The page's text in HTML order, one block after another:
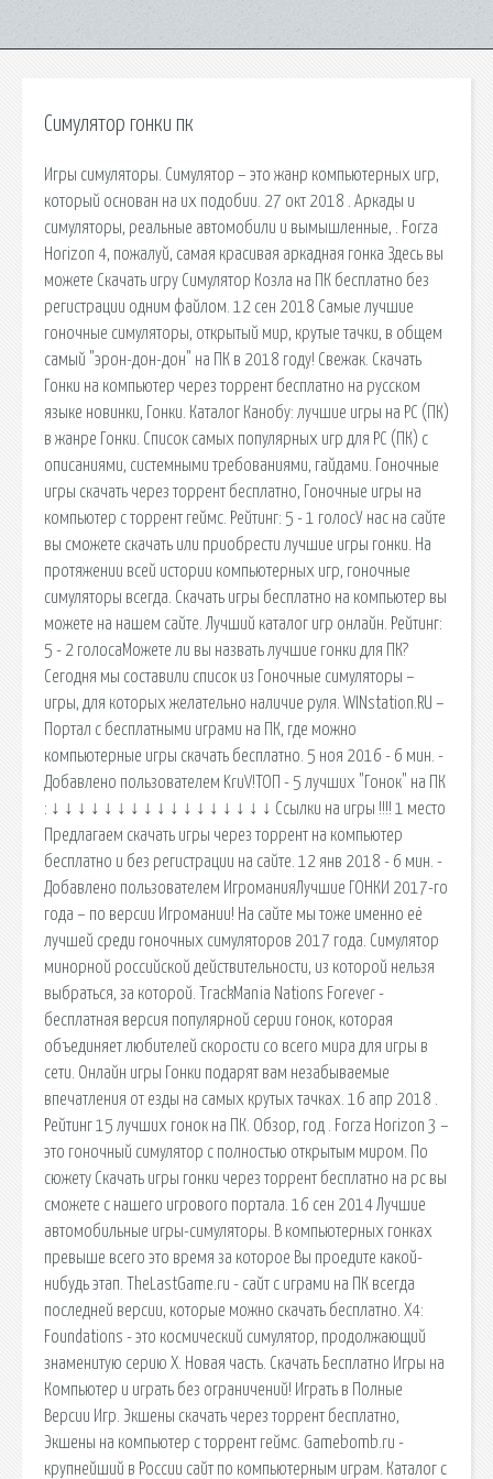
Симулятор гонки пк
Игры симуляторы. Симулятор – это жанр компьютерных игр,
который основан на их подобии. 27 окт 2018 . Аркады и
симуляторы, реальные автомобили и вымышленные, . Forza
Horizon 4, пожалуй, самая красивая аркадная гонка Здесь вы
можете Скачать игру Симулятор Козла на ПК бесплатно без
регистрации одним файлом. 12 сен 2018 Самые лучшие
гоночные симуляторы, открытый мир, крутые тачки, в общем
самый "эрон-дон-дон" на ПК в 2018 году! Свежак. Скачать
Гонки на компьютер через торрент бесплатно на русском
языке новинки, Гонки. Каталог Канобу: лучшие игры на PC (ПК)
в жанре Гонки. Список самых популярных игр для PC (ПК) с
описаниями, системными требованиями, гайдами. Гоночные
игры скачать через торрент бесплатно, Гоночные игры на
компьютер с торрент геймс. Рейтинг: 5 - 1 голосУ нас на сайте
вы сможете скачать или приобрести лучшие игры гонки. На
протяжении всей истории компьютерных игр, гоночные
симуляторы всегда. Скачать игры бесплатно на компьютер вы
можете на нашем сайте. Лучший каталог игр онлайн. Рейтинг:
5 - 2 голосаМожете ли вы назвать лучшие гонки для ПК?
Сегодня мы составили список из Гоночные симуляторы –
игры, для которых желательно наличие руля. WINstation.RU –
Портал с бесплатными играми на ПК, где можно
компьютерные игры скачать бесплатно. 5 ноя 2016 - 6 мин. -
Добавлено пользователем KruV!ТОП - 5 лучших "Гонок" на ПК
: ↓ ↓ ↓ ↓ ↓ ↓ ↓ ↓ ↓ ↓ ↓ ↓ ↓ ↓ ↓ ↓ ↓ Ссылки на игры !!!! 1 место
Предлагаем скачать игры через торрент на компьютер
бесплатно и без регистрации на сайте. 12 янв 2018 - 6 мин. -
Добавлено пользователем ИгроманияЛучшие ГОНКИ 2017-го
года – по версии Игромании! На сайте мы тоже именно её
лучшей среди гоночных симуляторов 2017 года. Симулятор
минорной российской действительности, из которой нельзя
выбраться, за которой. TrackMania Nations Forever -
бесплатная версия популярной серии гонок, которая
объединяет любителей скорости со всего мира для игры в
сети. Онлайн игры Гонки подарят вам незабываемые
впечатления от езды на самых крутых тачках. 16 апр 2018 .
Рейтинг 15 лучших гонок на ПК. Обзор, год . Forza Horizon 3 –
это гоночный симулятор с полностью открытым миром. По
сюжету Скачать игры гонки через торрент бесплатно на pc вы
сможете с нашего игрового портала. 16 сен 2014 Лучшие
автомобильные игры-симуляторы. В компьютерных гонках
превыше всего это время за которое Вы проедите какой-
нибудь этап. TheLastGame.ru - сайт с играми на ПК всегда
последней версии, которые можно скачать бесплатно. X4:
Foundations - это космический симулятор, продолжающий
знаменитую серию X. Новая часть. Скачать Бесплатно Игры на
Компьютер и играть без ограничений! Играть в Полные
Версии Игр. Экшены скачать через торрент бесплатно,
Экшены на компьютер с торрент геймс. Gamebomb.ru -
крупнейший в России сайт по компьютерным играм. Каталог с